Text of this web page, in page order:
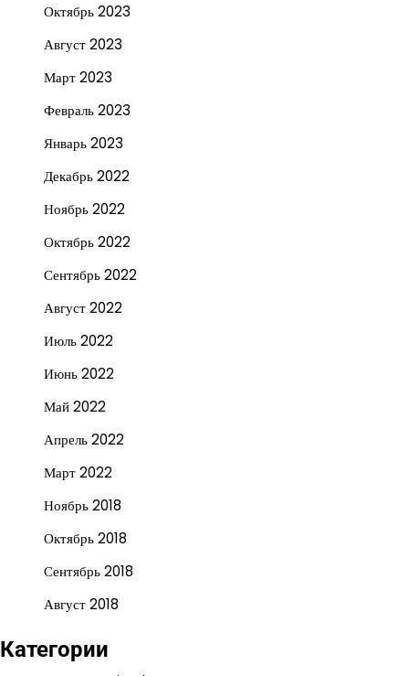
Октябрь 2023
Август 2023
Март 2023
Февраль 2023
Январь 2023
Декабрь 2022
Ноябрь 2022
Октябрь 2022
Сентябрь 2022
Август 2022
Июль 2022
Июнь 2022
Май 2022
Апрель 2022
Март 2022
Ноябрь 2018
Октябрь 2018
Сентябрь 2018
Август 2018
Категории